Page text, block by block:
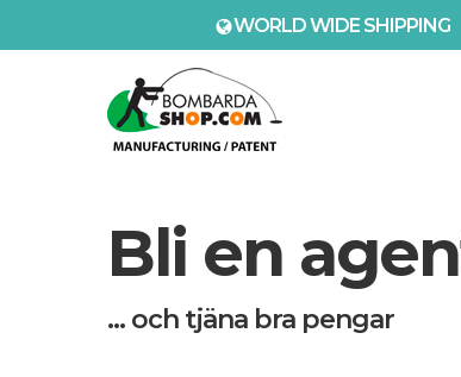
WORLD WIDE SHIPPING
Bli en
… och tjäna bra pengar